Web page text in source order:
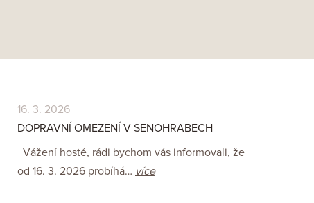
16. 3. 2026
DOPRAVNÍ OMEZENÍ V SENOHRABECH
Vážení hosté, rádi bychom vás informovali, že
od 16. 3. 2026 probíhá… více
Druhý
k